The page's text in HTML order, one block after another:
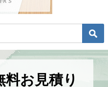
料お見積り